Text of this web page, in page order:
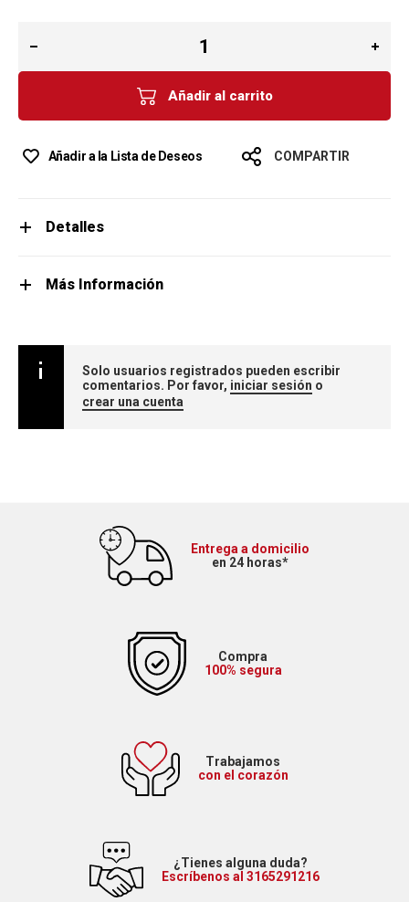
Añadir al carrito
Añadir a la Lista de Deseos COMPARTIR
Detalles
Más Información
Solo usuarios registrados pueden escribir
comentarios. Por favor, iniciar sesión o
crear una cuenta
Entrega a domicilio
en 24 horas*
Compra
100% segura
Trabajamos
con el corazón
¿Tienes alguna duda?
Escríbenos al 3165291216